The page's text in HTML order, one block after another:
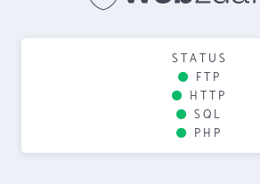
STATUS
FTP
HTTP
SQL
PHP